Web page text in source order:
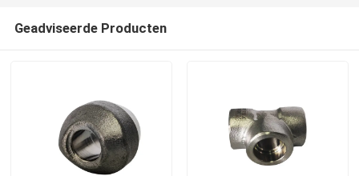
Geadviseerde Producten